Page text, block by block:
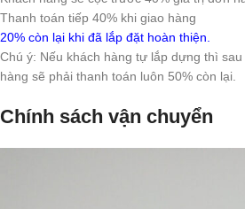
Thanh toán tiếp 40% khi giao hàng
20% còn lại khi đã lắp đặt hoàn thiện.
Chú ý: Nếu khách hàng tự lắp dựng thì
hàng sẽ phải thanh toán luôn 50% còn lại.
Chính sách vận chuyển